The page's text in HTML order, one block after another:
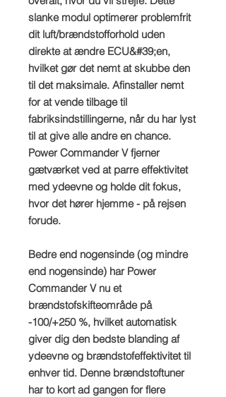
slanke modul optimerer problemfrit
dit luft/brændstofforhold uden
direkte at ændre ECU&#39;en,
hvilket gør det nemt at skubbe den
til det maksimale. Afinstaller nemt
for at vende tilbage til
fabriksindstillingerne, når du har lyst
til at give alle andre en chance.
Power Commander V fjerner
gætværket ved at parre effektivitet
med ydeevne og holde dit fokus,
hvor det hører hjemme - på rejsen
forude.
Bedre end nogensinde (og mindre
end nogensinde) har Power
Commander V nu et
brændstofskifteområde på
-100/+250 %, hvilket automatisk
giver dig den bedste blanding af
ydeevne og brændstofeffektivitet til
enhver tid. Denne brændstoftuner
har to kort ad gangen for flere